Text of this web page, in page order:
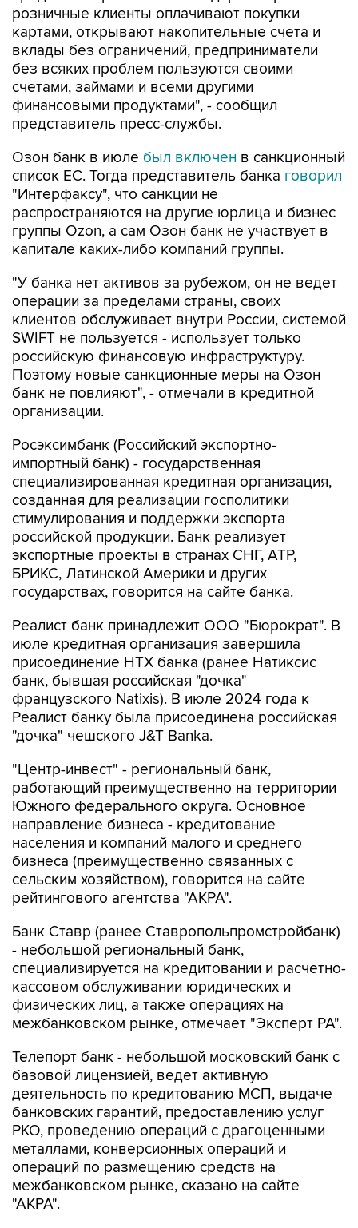
розничные клиенты оплачивают покупки
картами, открывают накопительные счета и
вклады без ограничений, предприниматели
без всяких проблем пользуются своими
счетами, займами и всеми другими
финансовыми продуктами", - сообщил
представитель пресс-службы.
Озон банк в июле был включен в санкционный
список ЕС. Тогда представитель банка говорил
"Интерфаксу", что санкции не
распространяются на другие юрлица и бизнес
группы Ozon, а сам Озон банк не участвует в
капитале каких-либо компаний группы.
"У банка нет активов за рубежом, он не ведет
операции за пределами страны, своих
клиентов обслуживает внутри России, системой
SWIFT не пользуется - использует только
российскую финансовую инфраструктуру.
Поэтому новые санкционные меры на Озон
банк не повлияют", - отмечали в кредитной
организации.
Росэксимбанк (Российский экспортно-
импортный банк) - государственная
специализированная кредитная организация,
созданная для реализации госполитики
стимулирования и поддержки экспорта
российской продукции. Банк реализует
экспортные проекты в странах СНГ, АТР,
БРИКС, Латинской Америки и других
государствах, говорится на сайте банка.
Реалист банк принадлежит ООО "Бюрократ". В
июле кредитная организация завершила
присоединение НТХ банка (ранее Натиксис
банк, бывшая российская "дочка"
французского Natixis). В июле 2024 года к
Реалист банку была присоединена российская
"дочка" чешского J&T Banka.
"Центр-инвест" - региональный банк,
работающий преимущественно на территории
Южного федерального округа. Основное
направление бизнеса - кредитование
населения и компаний малого и среднего
бизнеса (преимущественно связанных с
сельским хозяйством), говорится на сайте
рейтингового агентства "АКРА".
Банк Ставр (ранее Ставропольпромстройбанк)
- небольшой региональный банк,
специализируется на кредитовании и расчетно-
кассовом обслуживании юридических и
физических лиц, а также операциях на
межбанковском рынке, отмечает "Эксперт РА".
Телепорт банк - небольшой московский банк с
базовой лицензией, ведет активную
деятельность по кредитованию МСП, выдаче
банковских гарантий, предоставлению услуг
РКО, проведению операций с драгоценными
металлами, конверсионных операций и
операций по размещению средств на
межбанковском рынке, сказано на сайте
"АКРА".